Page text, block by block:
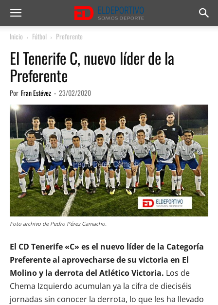
Inicio Fútbol Preferente
El Tenerife C, nuevo líder de la
Preferente
Por Fran Estévez - 23/02/2020
Foto archivo de Pedro Pérez Camacho.
El CD Tenerife «C» es el nuevo líder de la Categoría
Preferente al aprovecharse de su victoria en El
Molino y la derrota del Atlético Victoria. Los de
Chema Izquierdo acumulan ya la cifra de dieciséis
jornadas sin conocer la derrota, lo que les ha llevado